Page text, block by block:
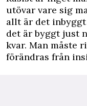
utövar vare sig
allt är det
det är byggt just
kvar. Man måste
förändras från